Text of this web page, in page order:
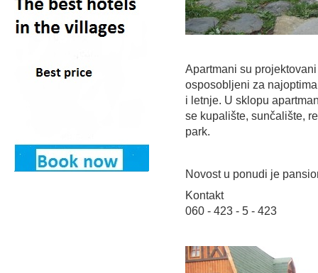
Apartmani su
osposobljeni za
i letnje. U sklopu
se kupalište, sunčalište,
park.
Novost u ponudi je
Kontakt
060 - 423 - 5 - 423